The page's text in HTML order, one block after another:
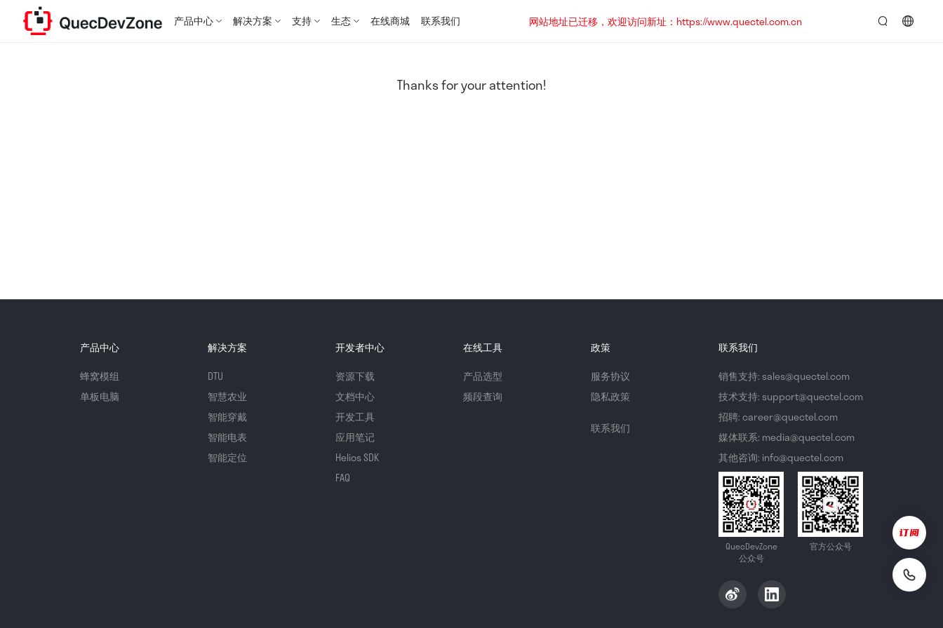
产品中心 解决方案 支持 生态 在线商城 联系我们
网站地址已迁移，欢迎访问新址：https://www.quectel.com.cn
Thanks for your attention!
产品中心
蜂窝模组
单板电脑
解决方案
DTU
智慧农业
智能穿戴
智能电表
智能定位
开发者中心
资源下载
文档中心
开发工具
应用笔记
Helios SDK
FAQ
在线工具
产品选型
频段查询
政策
服务协议
隐私政策
联系我们
联系我们
销售支持: sales@quectel.com
技术支持: support@quectel.com
招聘: career@quectel.com
媒体联系: media@quectel.com
其他咨询: info@quectel.com
QuecDevZone
公众号
官方公众号